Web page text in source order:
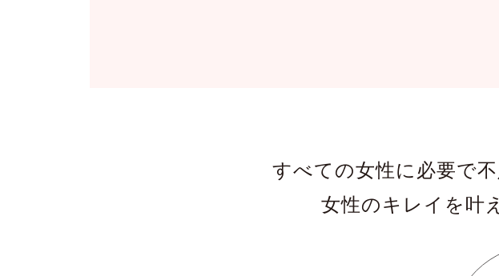
すべての女性に必要で
女性のキレイを叶